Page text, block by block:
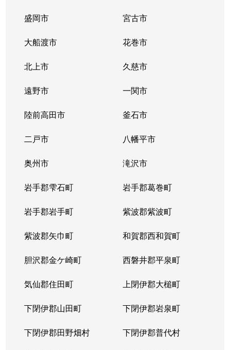
盛岡駅西通
2,900万円 盛岡
盛岡駅前北通
2,300万円 盛岡
盛岡駅前通
1,700万円 盛岡
若園町
1,300万円 盛岡
盛岡市 宮古市
大船渡市 花巻市
北上市 久慈市
遠野市 一関市
陸前高田市 釜石市
二戸市 八幡平市
奥州市 滝沢市
岩手郡雫石町 岩手郡葛巻町
岩手郡岩手町 紫波郡紫波町
紫波郡矢巾町 和賀郡西和賀町
胆沢郡金ケ崎町 西磐井郡平泉町
気仙郡住田町 上閉伊郡大槌町
下閉伊郡山田町 下閉伊郡岩泉町
下閉伊郡田野畑村 下閉伊郡普代村